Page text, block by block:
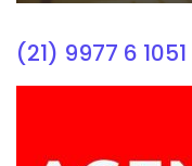
(21) 9977 6 1051